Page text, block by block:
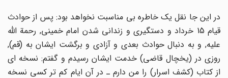
در این جا نقل یک خاطره بى مناسبت نخواهد بود: پس از حوادث
قیام 15 خرداد و دستگیرى و زندانى شدن امام خمینى, رحمة اللّه
علیه, و به دنبال حوادث بعدى و آزادى و برگشت ایشان به (قم),
روزى در (یخچال قاضى) خدمت ایشان رسیدم و گفتم: نسخه اى
از کتاب (کشف اسرار) را من دارم ـ در آن ایام کم تر کسى نسخه